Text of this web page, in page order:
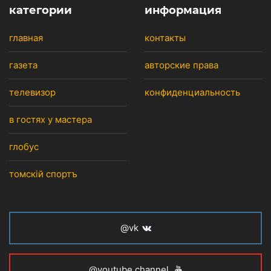
категории
главная
газета
телевизор
в гостях у мастера
глобус
томскiй спортъ
информация
контакты
авторские права
конфиденциальность
@vk